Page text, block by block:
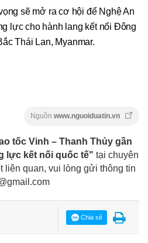
sẽ mở ra cơ hội để Nghệ An
lực cho hành lang kết nối Đông
Thái Lan, Myanmar.
Nguồn www.nguoiduatin.vn
tốc Vinh – Thanh Thủy gần
lực kết nối quốc tế" tại chuyên
liên quan, vui lòng gửi thông tin
Chia sẻ